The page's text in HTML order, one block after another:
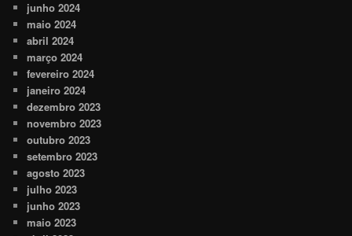
junho 2024
maio 2024
abril 2024
março 2024
fevereiro 2024
janeiro 2024
dezembro 2023
novembro 2023
outubro 2023
setembro 2023
agosto 2023
julho 2023
junho 2023
maio 2023